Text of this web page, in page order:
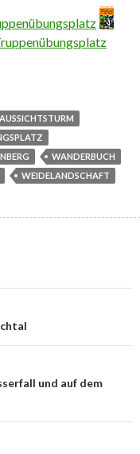
AUSSICHTSTURM
WANDERBUCH
WEIDELANDSCHAFT
und auf dem